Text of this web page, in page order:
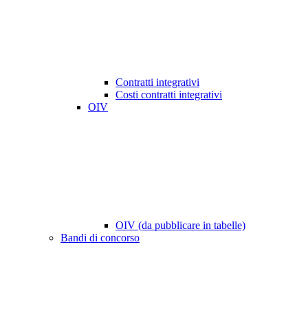
Contratti integrativi
Costi contratti integrativi
OIV
OIV (da pubblicare in tabelle)
Bandi di concorso